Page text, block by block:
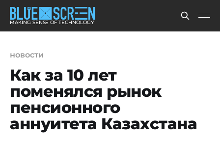
MAKING SENSE OF TECHNOLOGY
новости
Как за 10 лет
поменялся рынок
пенсионного
аннуитета Казахстана